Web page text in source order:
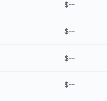
$--
$--
$--
$--